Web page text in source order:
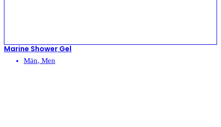
Marine Shower Gel
Män, Men